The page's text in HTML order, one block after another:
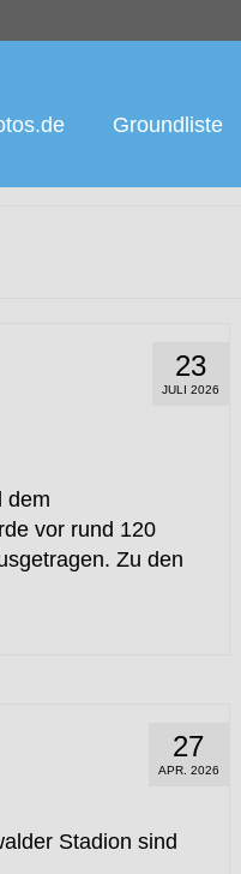
Groundliste
23
JULI 2026
dem
vor rund 120
Zu den
27
APR. 2026
Stadion sind